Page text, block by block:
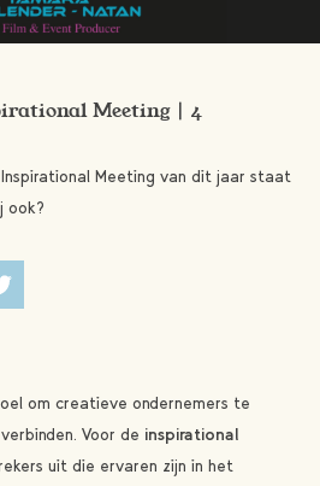
Meeting | 4
Meeting van dit jaar staat
ook?
om creatieve ondernemers te
Voor de inspirational
uit die ervaren zijn in het